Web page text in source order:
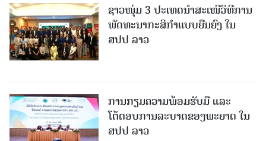
ຊາວໜຸ່ມ 3 ປະເທດນຳສະເໜີວິທີການ
ພັດທະນາກະສິກຳແບບຍືນຍົງ ໃນ
ສປປ ລາວ
ການກຽມຄວາມພ້ອມຮັບມື ແລະ
ໂຕ້ຕອບການລະບາດຂອງພະຍາດ ໃນ
ສປປ ລາວ